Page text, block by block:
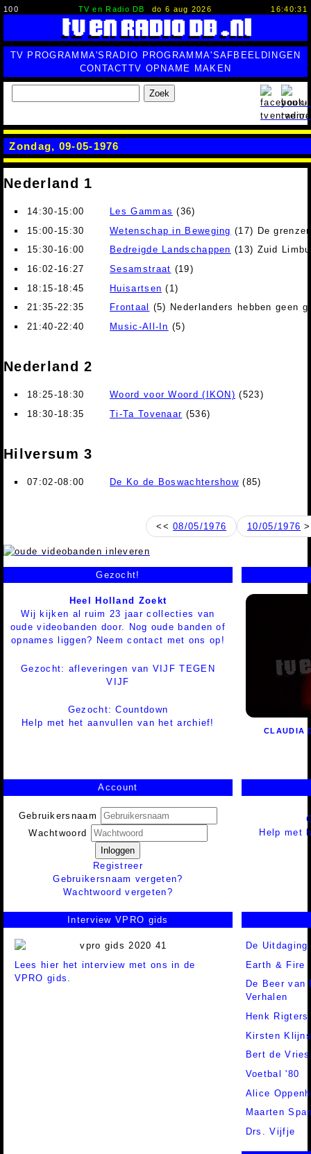
100 TV en Radio DB do 6 aug 2026 16:40:32
TV PROGRAMMA'S RADIO PROGRAMMA'SAFBEELDINGEN
CONTACTTV OPNAME MAKEN
Zoek
Zondag, 09-05-1976
Nederland 1
14:30-15:00 Les Gammas (36)
15:00-15:30
Wetenschap in Beweging (17) De
15:30-16:00
Bedreigde Landschappen (13) Zuid
16:02-16:27
Sesamstraat (19)
18:15-18:45
Huisartsen (1)
21:35-22:35
Frontaal
(5) Nederlanders hebben geen
21:40-22:40
Music-All-In (5)
Nederland 2
18:25-18:30 Woord voor Woord (IKON) (523)
18:30-18:35
Ti-Ta Tovenaar (536)
Hilversum 3
07:02-08:00 De Ko de Boswachtershow (85)
<<08/05/1976 10/05/1976
Gezocht!
Heel Holland Zoekt
Wij kijken al ruim 23 jaar collecties van
oude videobanden door. Nog oude banden of
opnames liggen? Neem contact met ons op!
Gezocht: afleveringen van VIJF TEGEN
VIJF
Gezocht: Countdown
Help met het aanvullen van het archief!
CLAUDIA
Account
Gebruikersnaam
Wachtwoord
Inloggen
Registreer
Gebruikersnaam vergeten?
Wachtwoord vergeten?
Help met
Interview VPRO gids
Lees hier het interview met ons in de
VPRO gids.
De Uitdaging
Earth & Fire
De Beer van
Verhalen
Henk Rigters
Kirsten
Bert de Vries
Voetbal '80
Alice
Maarten
Drs. Vijfje